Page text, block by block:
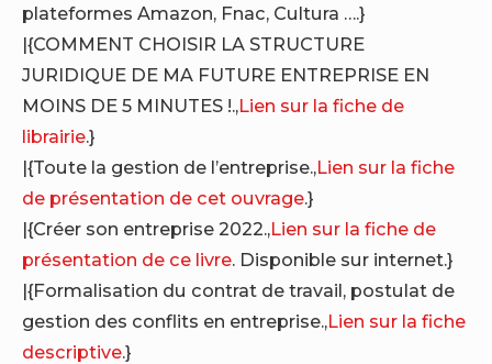
plateformes Amazon, Fnac, Cultura ….}
|{COMMENT CHOISIR LA STRUCTURE
JURIDIQUE DE MA FUTURE ENTREPRISE EN
MOINS DE 5 MINUTES !.,Lien sur la fiche de
librairie.}
|{Toute la gestion de l’entreprise.,Lien sur la fiche
de présentation de cet ouvrage.}
|{Créer son entreprise 2022.,Lien sur la fiche de
présentation de ce livre. Disponible sur internet.}
|{Formalisation du contrat de travail, postulat de
gestion des conflits en entreprise.,Lien sur la fiche
descriptive.}